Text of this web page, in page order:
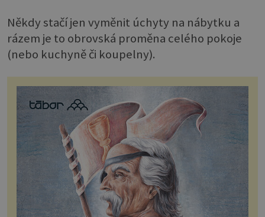
Někdy stačí jen vyměnit úchyty na nábytku a
rázem je to obrovská proměna celého pokoje
(nebo kuchyně či koupelny).